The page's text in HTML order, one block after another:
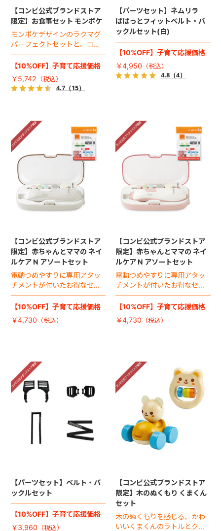
【コンビ公式ブランドストア
限定】お食事セット モンポケ
モンポケデザインのラクマグ
パーフェクトセットと、コン
パクトエプロンのお得なセッ
ト。
【10%OFF】子育て応援価格
￥5,742
4.7（15）
【パーツセット】ネムリラ
ぱぱっとフィットベルト・バ
ックルセット(白)
【10%OFF】子育て応援価格
￥4,950
4.8（4）
【コンビ公式ブランドストア
限定】赤ちゃんとママの ネイ
ルケア N アソートセット
電動つめやすりに専用アタッ
チメントが付いたお得なセッ
ト。
【10%OFF】子育て応援価格
￥4,730
【コンビ公式ブランドストア
限定】赤ちゃんとママの ネイ
ルケア N アソートセット
電動つめやすりに専用アタッ
チメントが付いたお得なセッ
ト。
【10%OFF】子育て応援価格
￥4,730
【パーツセット】ベルト・バ
ックルセット
【10%OFF】子育て応援価格
￥3,960
【コンビ公式ブランドストア
限定】木のぬくもり くまくん
セット
木のぬくもりを感じる、かわ
いいくまくんのラトルとクル